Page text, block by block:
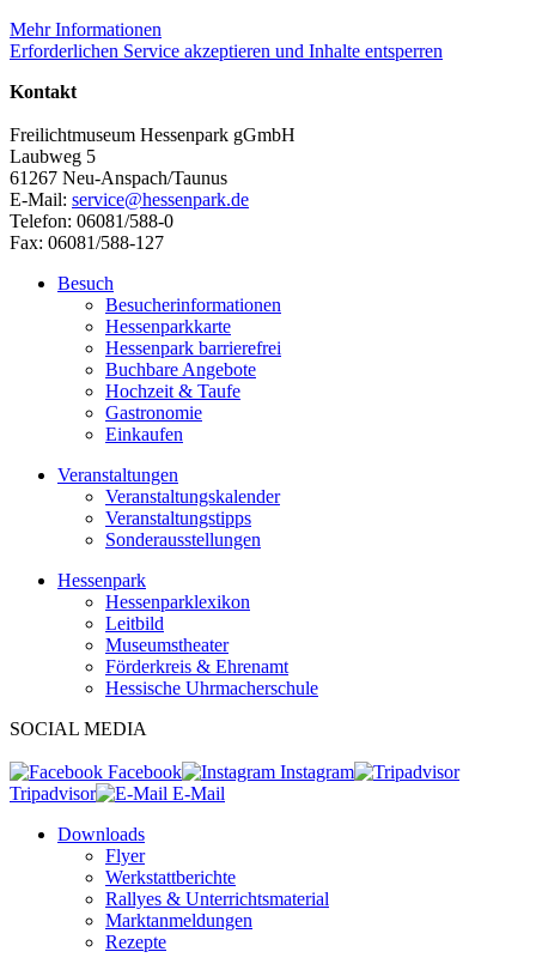
Mehr Informationen
Erforderlichen Service akzeptieren und Inhalte entsperren
Kontakt
Freilichtmuseum Hessenpark gGmbH
Laubweg 5
61267 Neu-Anspach/Taunus
E-Mail: service@hessenpark.de
Telefon: 06081/588-0
Fax: 06081/588-127
Besuch
Besucherinformationen
Hessenparkkarte
Hessenpark barrierefrei
Buchbare Angebote
Hochzeit & Taufe
Gastronomie
Einkaufen
Veranstaltungen
Veranstaltungskalender
Veranstaltungstipps
Sonderausstellungen
Hessenpark
Hessenparklexikon
Leitbild
Museumstheater
Förderkreis & Ehrenamt
Hessische Uhrmacherschule
SOCIAL MEDIA
Facebook
Instagram
Tripadvisor
E-Mail
Downloads
Flyer
Werkstattberichte
Rallyes & Unterrichtsmaterial
Marktanmeldungen
Rezepte